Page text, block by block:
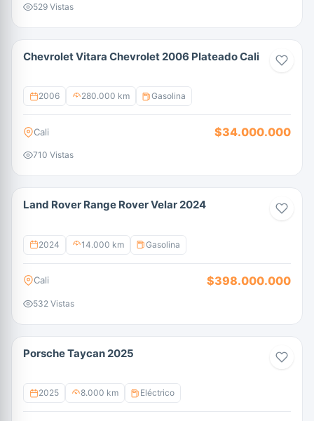
529 Vistas
Chevrolet Vitara Chevrolet 2006 Plateado Cali
2006 280.000 km Gasolina
Cali $34.000.000
710 Vistas
Land Rover Range Rover Velar 2024
2024 14.000 km Gasolina
Cali $398.000.000
532 Vistas
Porsche Taycan 2025
2025 8.000 km Eléctrico